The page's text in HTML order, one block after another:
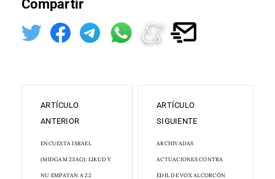
Compartir
ARTÍCULO
ANTERIOR
ENCUESTA ISRAEL
(MIDGAM 23AG): LIKUD Y
NU EMPATAN A 22
ARTÍCULO
SIGUIENTE
ARCHIVADAS
ACTUACIONES CONTRA
EDIL DE VOX ALCORCÓN